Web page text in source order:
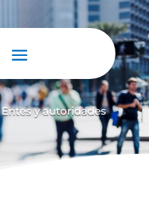
Entes y autoridades